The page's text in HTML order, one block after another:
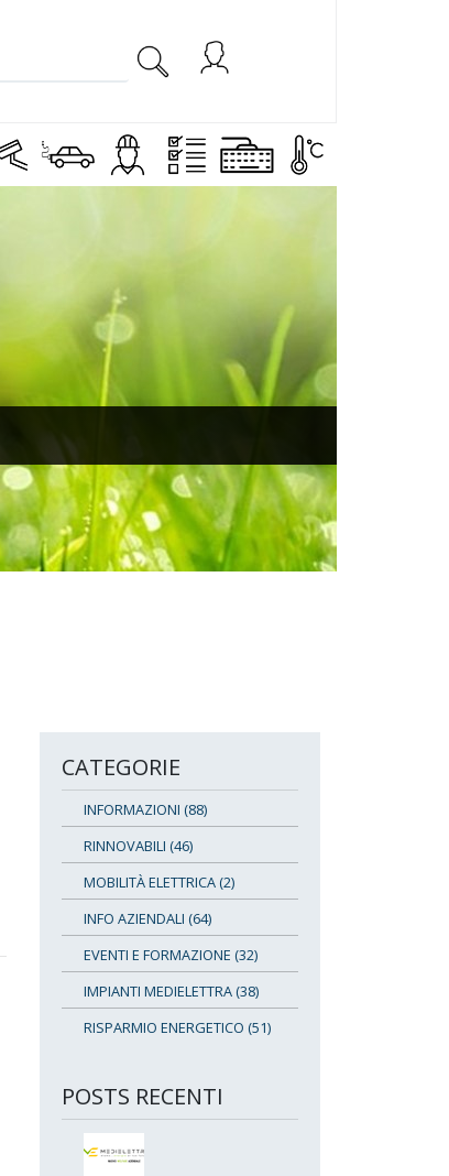
CATEGORIE
INFORMAZIONI (88)
RINNOVABILI (46)
MOBILITÀ ELETTRICA (2)
INFO AZIENDALI (64)
EVENTI E FORMAZIONE (32)
IMPIANTI MEDIELETTRA (38)
RISPARMIO ENERGETICO (51)
POSTS RECENTI